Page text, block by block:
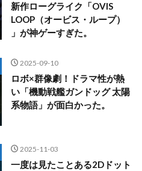
新作ローグライク「OVIS
LOOP（オービス・ループ）
」が神ゲーすぎた。
2025-09-10
ロボ×群像劇！ドラマ性が熱
い「機動戦艦ガンドッグ 太陽
系物語」が面白かった。
2025-11-03
一度は見たことある2Dドット